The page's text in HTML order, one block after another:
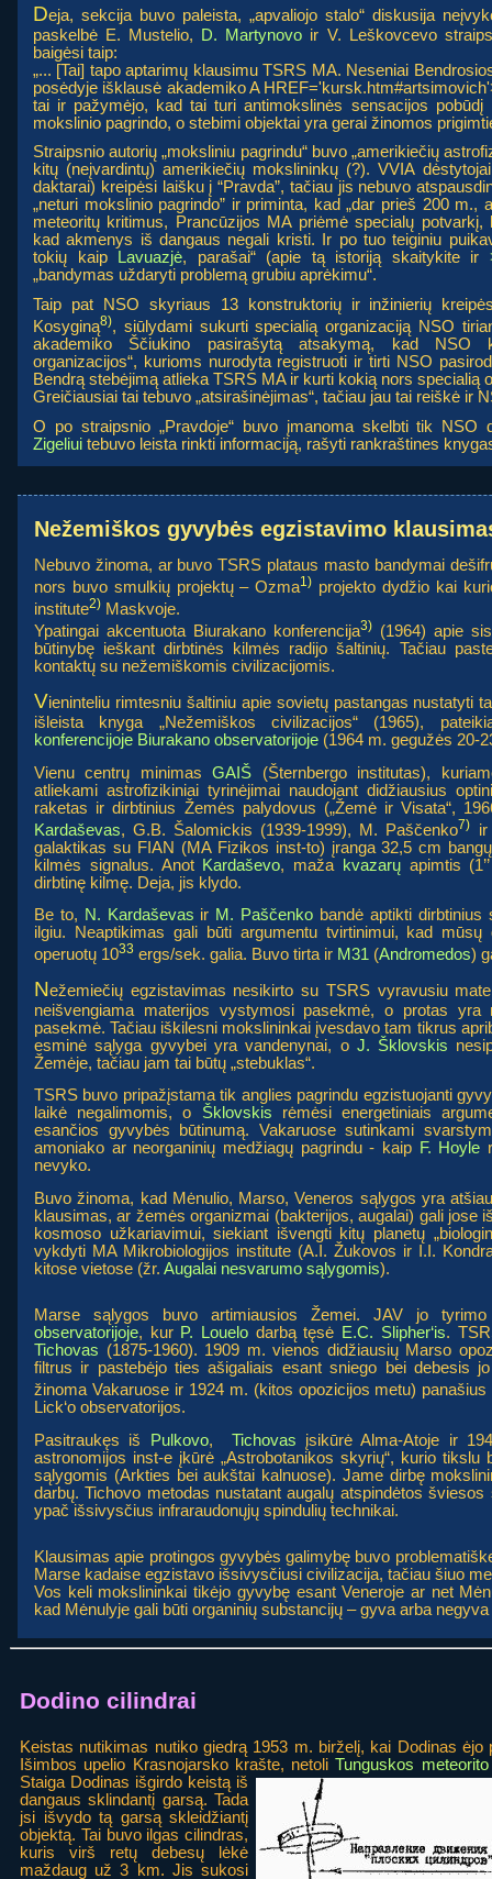
Deja, sekcija buvo paleista, „apvaliojo stalo“ diskusija
paskelbė E. Mustelio,
D. Martynovo ir V. Leškovcevo
baigėsi taip:
„... [Tai] tapo aptarimų klausimu TSRS MA. Neseniai
posėdyje išklausė akademiko A
tai ir pažymėjo, kad tai turi antimokslinės sensacijos
mokslinio pagrindo, o stebimi objektai yra gerai žinomos
Straipsnio autorių „moksliniu pagrindu“ buvo „amerikiečių
kitų (neįvardintų) amerikiečių mokslininkų (?). VVIA
daktarai) kreipėsi laišku į “Pravda”, tačiau jis nebuvo
„neturi mokslinio pagrindo” ir priminta, kad „dar prieš 200 m.,
meteoritų kritimus, Prancūzijos MA priėmė specialų
kad akmenys iš dangaus negali kristi. Ir po tuo teiginiu
tokių kaip
Lavuazjė, parašai“ (apie tą istoriją skaitykite ir
„bandymas uždaryti problemą grubiu aprėkimu“.
Taip pat NSO skyriaus 13 konstruktorių ir inžinierių
Kosyginą8), siūlydami sukurti specialią organizaciją NSO
akademiko Ščiukino pasirašytą atsakymą, kad NSO
organizacijos“, kurioms nurodyta registruoti ir tirti NSO
Bendrą stebėjimą atlieka TSRS MA ir kurti kokią nors specialią
Greičiausiai tai tebuvo „atsirašinėjimas“, tačiau jau tai reiškė ir
O po straipsnio „Pravdoje“ buvo įmanoma skelbti tik NSO
Zigeliui tebuvo leista rinkti informaciją, rašyti rankraštines
Nežemiškos gyvybės egzistavimo
Nebuvo žinoma, ar buvo TSRS plataus masto bandymai
nors buvo smulkių projektų – Ozma1) projekto dydžio kai
institute2) Maskvoje.
Ypatingai akcentuota Biurakano konferencija3)
(1964) apie
būtinybę ieškant dirbtinės kilmės radijo šaltinių. Tačiau
kontaktų su nežemiškomis civilizacijomis.
Vieninteliu rimtesniu šaltiniu apie sovietų pastangas nustatyti
išleista knyga „Nežemiškos civilizacijos“ (1965),
konferencijoje Biurakano observatorijoje (1964 m. gegužės 20-
Vienu centrų minimasGAIŠ (Šternbergo institutas),
atliekami astrofizikiniai tyrinėjimai naudojant didžiausius
raketas ir dirbtinius Žemės palydovus („Žemė ir Visata“,
Kardaševas, G.B. Šalomickis (1939-1999), M. Paščenko7)
galaktikas su FIAN (MA Fizikos inst-to) įranga 32,5 cm
kilmės signalus. Anot Kardaševo, maža kvazarųapimtis
dirbtinę kilmę. Deja, jis klydo.
Be to, N. Kardaševas ir M. Paščenko bandė aptikti
ilgiu. Neaptikimas gali būti argumentu tvirtinimui, kad
operuotų 1033 ergs/sek. galia. Buvo tirta ir M31 (Andromedos)
Nežemiečių egzistavimas nesikirto su TSRS vyravusiu
neišvengiama materijos vystymosi pasekmė, o protas yra
pasekmė. Tačiau iškilesni mokslininkai įvesdavo tam tikrus
esminė sąlyga gyvybei yra vandenynai, o J. Šklovskis
Žemėje, tačiau jam tai būtų „stebuklas“.
TSRS buvo pripažįstama tik anglies pagrindu egzistuojanti
laikė negalimomis, o Šklovskis rėmėsi energetiniais
esančios gyvybės būtinumą. Vakaruose sutinkami
amoniako ar neorganinių medžiagų pagrindu - kaip F. Hoyle
nevyko.
Buvo žinoma, kad Mėnulio, Marso, Veneros sąlygos yra
klausimas, ar žemės organizmai (bakterijos, augalai) gali jose
kosmoso užkariavimui, siekiant išvengti kitų planetų
vykdyti MA Mikrobiologijos institute (A.I. Žukovos ir I.I.
kitose vietose (žr. Augalai nesvarumo sąlygomis).
Marse sąlygos buvo artimiausios Žemei. JAV jo
observatorijoje, kur P. Louelo darbą tęsė E.C. Slipher‘is.
Tichovas (1875-1960). 1909 m. vienos didžiausių Marso
filtrus ir pastebėjo ties ašigaliais esant sniego bei debesis
žinoma Vakaruose ir 1924 m. (kitos opozicijos metu) panašius
Lick‘o observatorijos.
Pasitraukęs iš
Pulkovo, Tichovas įsikūrė Alma-Atoje ir
astronomijos inst-e įkūrė „Astrobotanikos skyrių“, kurio
sąlygomis (Arkties bei aukštai kalnuose). Jame dirbę
darbų. Tichovo metodas nustatant augalų atspindėtos
ypač išsivysčius infraraudonųjų spindulių technikai.
Klausimas apie protingos gyvybės galimybę buvo
Marse kadaise egzistavo išsivysčiusi civilizacija, tačiau šiuo
Vos keli mokslininkai tikėjo gyvybę esant Veneroje ar net
kad Mėnulyje gali būti organinių substancijų – gyva arba
Dodino cilindrai
Keistas nutikimas nutiko giedrą 1953 m. birželį, kai Dodinas
Išimbos upelio Krasnojarsko krašte, netoliTunguskos meteorito
Staiga Dodinas išgirdo keistą iš
dangaus sklindantį garsą. Tada
jsi išvydo tą garsą skleidžiantį
objektą. Tai buvo ilgas cilindras,
kuris virš retų debesų lėkė
maždaug už 3 km. Jis sukosi